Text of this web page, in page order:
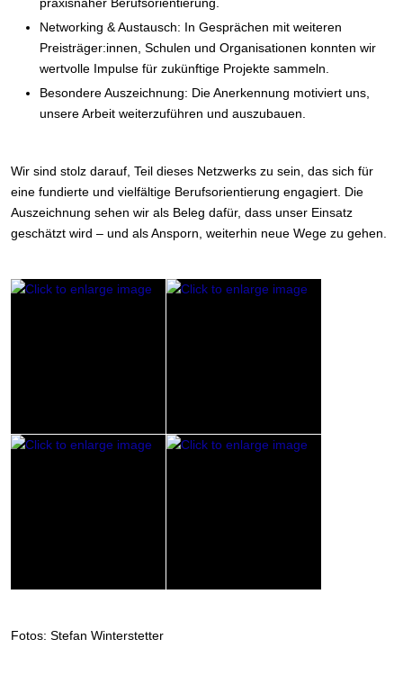
praxisnaher Berufsorientierung.
Networking & Austausch: In Gesprächen mit weiteren
Preisträger:innen, Schulen und Organisationen konnten wir
wertvolle Impulse für zukünftige Projekte sammeln.
Besondere Auszeichnung: Die Anerkennung motiviert uns,
unsere Arbeit weiterzuführen und auszubauen.
Wir sind stolz darauf, Teil dieses Netzwerks zu sein, das sich für
eine fundierte und vielfältige Berufsorientierung engagiert. Die
Auszeichnung sehen wir als Beleg dafür, dass unser Einsatz
geschätzt wird – und als Ansporn, weiterhin neue Wege zu gehen.
Fotos: Stefan Winterstetter